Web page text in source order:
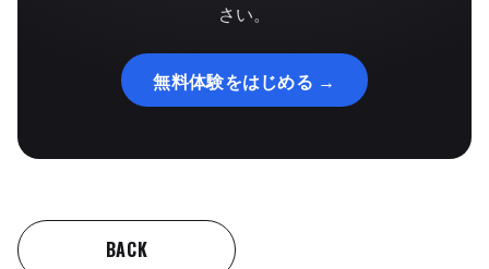
さい。
無料体験をはじめる →
BACK